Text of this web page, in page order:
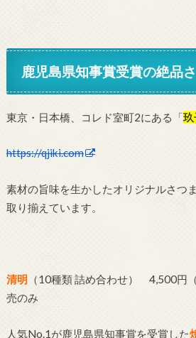
鹿児島県知事賞受賞の絶品
東京・日本橋、コレド室町2にある「玖
https://qjiki.com
素材の旨味を生かしたオリジナルさつ
取り揃えています。
清明（10種類 詰め合わせ） 4,500円
売のみ
人気No.1が鹿児島県知事賞を受賞した